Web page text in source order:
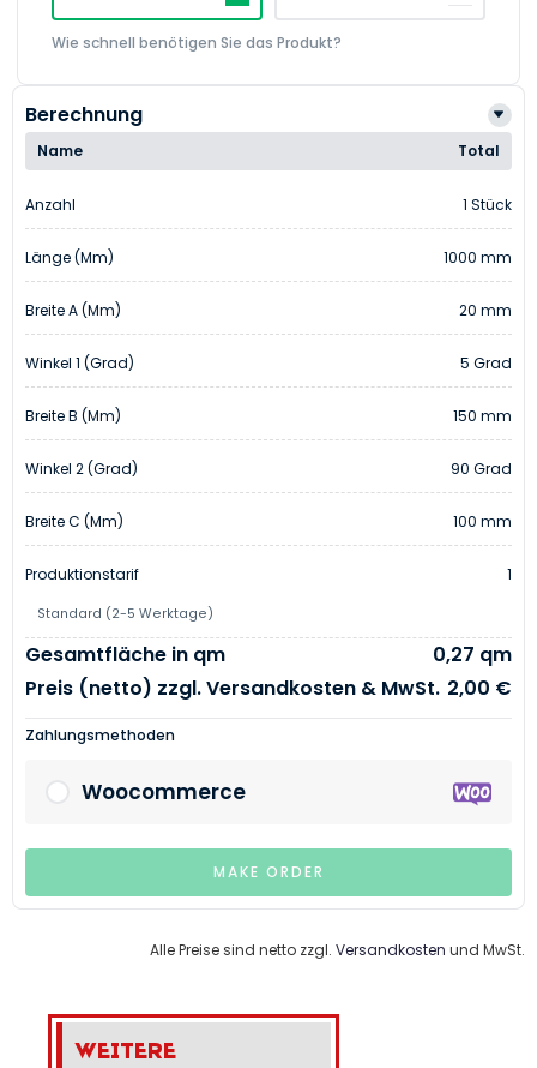
Wie schnell benötigen Sie das Produkt?
Berechnung
Name Total
Anzahl 1 Stück
Länge (mm) 1000 mm
Breite A (mm) 20 mm
Winkel 1 (Grad) 5 Grad
Breite B (mm) 150 mm
Winkel 2 (Grad) 90 Grad
Breite C (mm) 100 mm
Produktionstarif
Standard (2-5 Werktage)
1
Gesamtfläche in qm
0,27 qm
Preis (netto) zzgl. Versandkosten & MwSt. 2,00 €
Zahlungsmethoden
Woocommerce
MAKE ORDER
Alle Preise sind netto zzgl. Versandkosten und MwSt.
Weitere